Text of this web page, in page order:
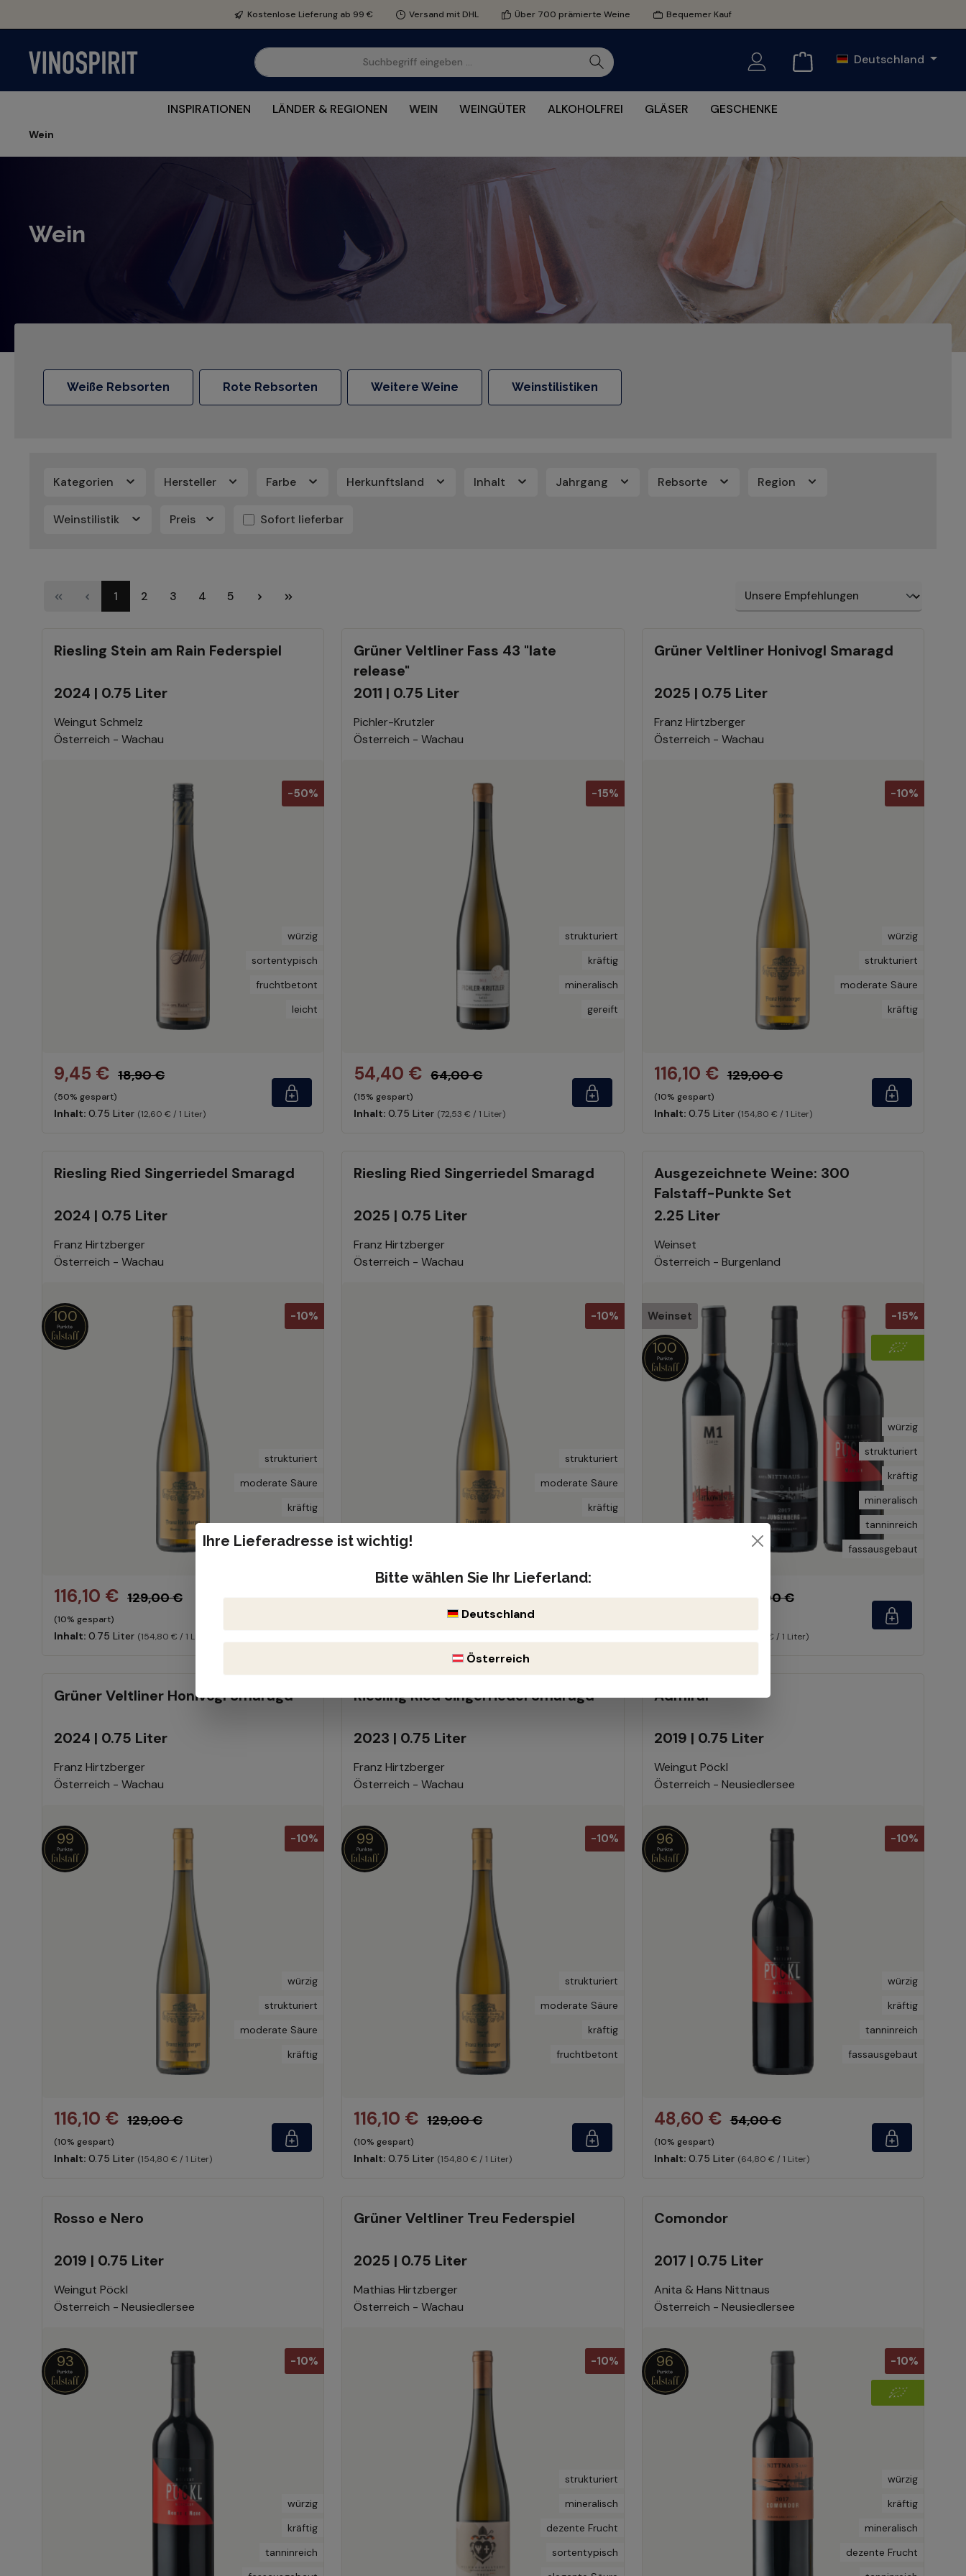
Zur Hauptnavigation springen Kostenlose Lieferung ab 99 € Versand mit DHL Über 700 prämierte Weine Bequemer Kauf
Deutschland
INSPIRATIONEN LÄNDER & REGIONEN WEIN WEINGÜTER ALKOHOLFREI GLÄSER GESCHENKE
Wein
Wein
Weiße Rebsorten Rote Rebsorten Weitere Weine Weinstilistiken
Kategorien Hersteller Farbe Herkunftsland Inhalt Jahrgang Rebsorte Region
Weinstilistik Preis Sofort lieferbar
1 2 3 4 5
Riesling Stein am Rain Federspiel
2024 | 0.75 Liter
Weingut Schmelz
Österreich - Wachau
-50%
würzig
sortentypisch
fruchtbetont
leicht
9,45 € 18,90 €
(50% gespart)
Inhalt: 0.75 Liter (12,60 € / 1 Liter)
Grüner Veltliner Fass 43 "late
release"
2011 | 0.75 Liter
Pichler-Krutzler
Österreich - Wachau
-15%
strukturiert
kräftig
mineralisch
gereift
54,40 € 64,00 €
(15% gespart)
Inhalt:0.75 Liter (72,53 € / 1 Liter)
Grüner Veltliner Honivogl Smaragd
2025 | 0.75 Liter
Franz Hirtzberger
Österreich - Wachau
-10%
würzig
strukturiert
moderate Säure
kräftig
116,10 € 129,00 €
(10% gespart)
Inhalt: 0.75 Liter (154,80 € / 1 Liter)
Riesling Ried Singerriedel Smaragd
2024 | 0.75 Liter
Franz Hirtzberger
Österreich - Wachau
-10%
100
strukturiert
moderate Säure
kräftig
116,10 € 129,00 €
(10% gespart)
Inhalt: 0.75 Liter (154,80 € / 1 Liter)
Riesling Ried Singerriedel Smaragd
2025 | 0.75 Liter
Franz Hirtzberger
Österreich - Wachau
-10%
strukturiert
moderate Säure
kräftig
118,80 € 132,00 €
Ausgezeichnete Weine: 300
Falstaff-Punkte Set
2.25 Liter
Weinset
Österreich - Burgenland
-15%
Weinset
100
würzig
strukturiert
kräftig
mineralisch
tanninreich
fassausgebaut
424,15 € 499,00 €
(188,51 € / 1 Liter)
Grüner Veltliner Honivogl Smaragd
2024 | 0.75 Liter
Franz Hirtzberger
Österreich - Wachau
-10%
99
würzig
strukturiert
moderate Säure
kräftig
116,10 € 129,00 €
(10% gespart)
Inhalt: 0.75 Liter (154,80 € / 1 Liter)
Riesling Ried Singerriedel Smaragd
2023 | 0.75 Liter
Franz Hirtzberger
Österreich - Wachau
-10%
99
strukturiert
moderate Säure
kräftig
fruchtbetont
116,10 € 129,00 €
(10% gespart)
Inhalt:0.75 Liter (154,80 € / 1 Liter)
Admiral
2019 | 0.75 Liter
Weingut Pöckl
Österreich - Neusiedlersee
-10%
96
würzig
kräftig
tanninreich
fassausgebaut
48,60 € 54,00 €
(10% gespart)
Inhalt: 0.75 Liter (64,80 € / 1 Liter)
Rosso e Nero
2019 | 0.75 Liter
Weingut Pöckl
Österreich - Neusiedlersee
-10%
93
würzig
kräftig
tanninreich
Grüner Veltliner Treu Federspiel
2025 | 0.75 Liter
Mathias Hirtzberger
Österreich - Wachau
-10%
strukturiert
mineralisch
dezente Frucht
sortentypisch
Comondor
2017 | 0.75 Liter
Anita & Hans Nittnaus
Österreich - Neusiedlersee
-10%
96
würzig
kräftig
mineralisch
dezente Frucht
Ihre Lieferadresse ist wichtig!
Bitte wählen Sie Ihr Lieferland:
Deutschland
Österreich